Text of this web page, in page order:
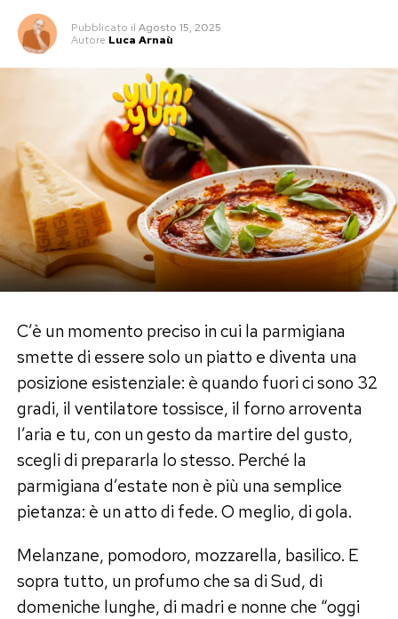
Pubblicato il Agosto 15, 2025
Autore Luca Arnaù
C’è un momento preciso in cui la parmigiana
smette di essere solo un piatto e diventa una
posizione esistenziale: è quando fuori ci sono 32
gradi, il ventilatore tossisce, il forno arroventa
l’aria e tu, con un gesto da martire del gusto,
scegli di prepararla lo stesso. Perché la
parmigiana d’estate non è più una semplice
pietanza: è un atto di fede. O meglio, di gola.
Melanzane, pomodoro, mozzarella, basilico. E
sopra tutto, un profumo che sa di Sud, di
domeniche lunghe, di madri e nonne che “oggi